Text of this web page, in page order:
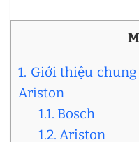
1. Giới thiệu
Ariston
1.1. Bosch
1.2. Ariston